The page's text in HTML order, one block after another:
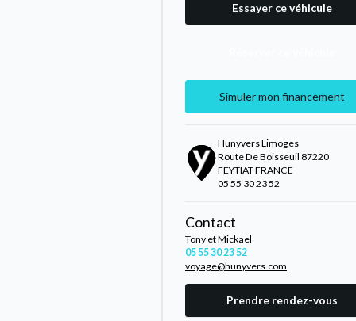
Essayer ce véhicule
Simuler mon financement
Hunyvers Limoges
Route De Boisseuil 87220
FEYTIAT FRANCE
05 55 30 23 52
Contact
Tony et Mickael
05 55 30 23 52
voyage@hunyvers.com
Prendre rendez-vous